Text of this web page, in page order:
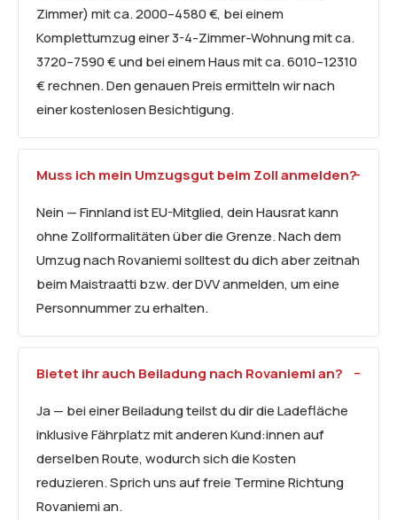
Zimmer) mit ca. 2000–4580 €, bei einem
Komplettumzug einer 3-4-Zimmer-Wohnung mit ca.
3720–7590 € und bei einem Haus mit ca. 6010–12310
€ rechnen. Den genauen Preis ermitteln wir nach
einer kostenlosen Besichtigung.
Muss ich mein Umzugsgut beim Zoll anmelden?
Nein — Finnland ist EU-Mitglied, dein Hausrat kann
ohne Zollformalitäten über die Grenze. Nach dem
Umzug nach Rovaniemi solltest du dich aber zeitnah
beim Maistraatti bzw. der DVV anmelden, um eine
Personnummer zu erhalten.
Bietet ihr auch Beiladung nach Rovaniemi an?
Ja — bei einer Beiladung teilst du dir die Ladefläche
inklusive Fährplatz mit anderen Kund:innen auf
derselben Route, wodurch sich die Kosten
reduzieren. Sprich uns auf freie Termine Richtung
Rovaniemi an.